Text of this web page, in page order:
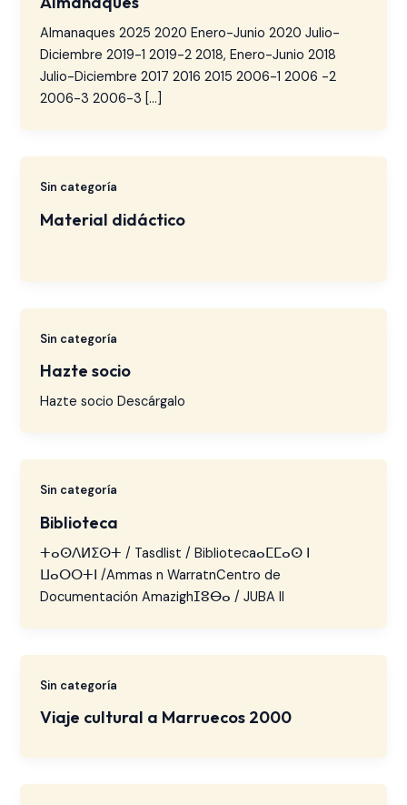
Almanaques 2025 2020 Enero-Junio 2020 Julio-
Diciembre 2019-1 2019-2 2018, Enero-Junio 2018
Julio-Diciembre 2017 2016 2015 2006-1 2006 -2
2006-3 2006-3 […]
Sin categoría
Material didáctico
Sin categoría
Hazte socio
Hazte socio Descárgalo
Sin categoría
Biblioteca
ⵜⴰⵙⴷⵍⵉⵙⵜ / Tasdlist / Bibliotecaⴰⵎⵎⴰⵙ ⵏ
ⵡⴰⵔⵔⵜⵏ /Ammas n WarratnCentro de
Documentación Amazighⵊⵓⴱⴰ / JUBA II
Sin categoría
Viaje cultural a Marruecos 2000